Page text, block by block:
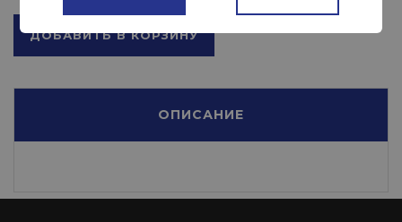
ДОБАВИТЬ В КОРЗИНУ
ОПИСАНИЕ